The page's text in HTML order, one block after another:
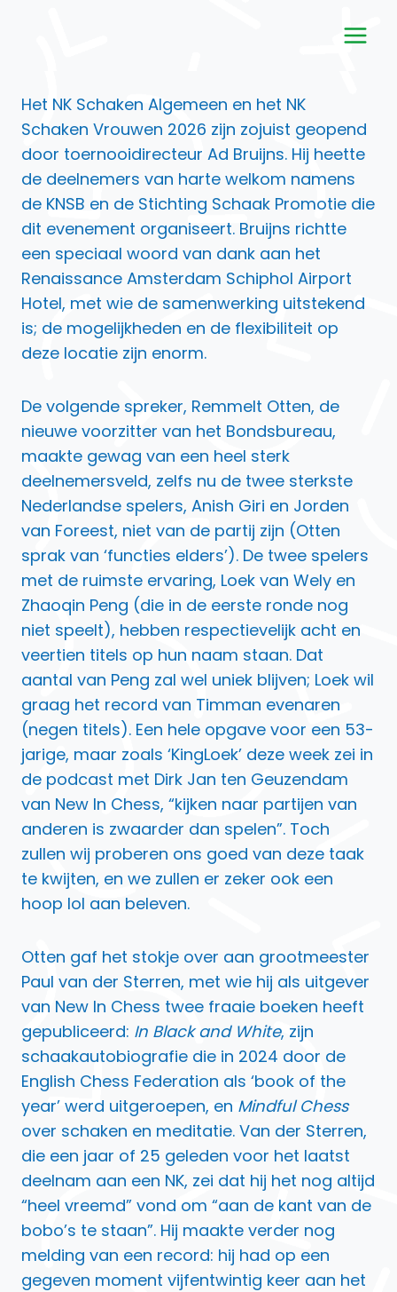
Het NK Schaken Algemeen en het NK
Schaken Vrouwen 2026 zijn zojuist geopend
door toernooidirecteur Ad Bruijns. Hij heette
de deelnemers van harte welkom namens
de KNSB en de Stichting Schaak Promotie die
dit evenement organiseert. Bruijns richtte
een speciaal woord van dank aan het
Renaissance Amsterdam Schiphol Airport
Hotel, met wie de samenwerking uitstekend
is; de mogelijkheden en de flexibiliteit op
deze locatie zijn enorm.
De volgende spreker, Remmelt Otten, de
nieuwe voorzitter van het Bondsbureau,
maakte gewag van een heel sterk
deelnemersveld, zelfs nu de twee sterkste
Nederlandse spelers, Anish Giri en Jorden
van Foreest, niet van de partij zijn (Otten
sprak van ‘functies elders’). De twee spelers
met de ruimste ervaring, Loek van Wely en
Zhaoqin Peng (die in de eerste ronde nog
niet speelt), hebben respectievelijk acht en
veertien titels op hun naam staan. Dat
aantal van Peng zal wel uniek blijven; Loek wil
graag het record van Timman evenaren
(negen titels). Een hele opgave voor een 53-
jarige, maar zoals ‘KingLoek’ deze week zei in
de podcast met Dirk Jan ten Geuzendam
van New In Chess, “kijken naar partijen van
anderen is zwaarder dan spelen”. Toch
zullen wij proberen ons goed van deze taak
te kwijten, en we zullen er zeker ook een
hoop lol aan beleven.
Otten gaf het stokje over aan grootmeester
Paul van der Sterren, met wie hij als uitgever
van New In Chess twee fraaie boeken heeft
gepubliceerd: In Black and White, zijn
schaakautobiografie die in 2024 door de
English Chess Federation als ‘book of the
year’ werd uitgeroepen, en Mindful Chess
over schaken en meditatie. Van der Sterren,
die een jaar of 25 geleden voor het laatst
deelnam aan een NK, zei dat hij het nog altijd
“heel vreemd” vond om “aan de kant van de
bobo’s te staan”. Hij maakte verder nog
melding van een record: hij had op een
gegeven moment vijfentwintig keer aan het